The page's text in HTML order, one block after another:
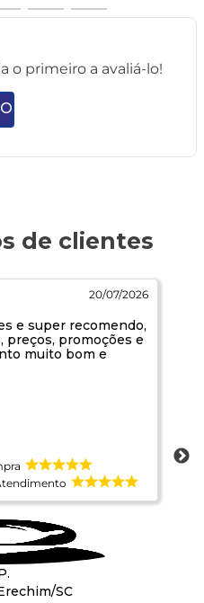
o primeiro a avaliá-lo!
20/07/2026
e super recomendo,
preços, promoções e
muito bom e
/SC